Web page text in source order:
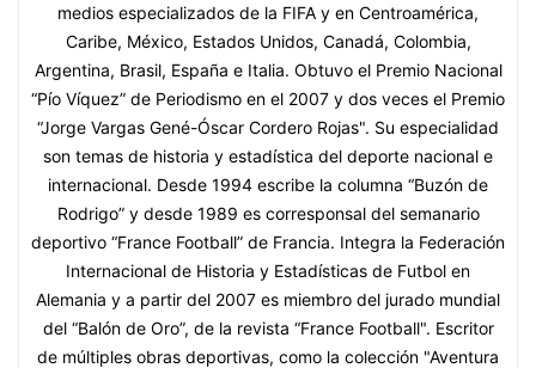
medios especializados de la FIFA y en Centroamérica,
Caribe, México, Estados Unidos, Canadá, Colombia,
Argentina, Brasil, España e Italia. Obtuvo el Premio Nacional
“Pío Víquez” de Periodismo en el 2007 y dos veces el Premio
“Jorge Vargas Gené-Óscar Cordero Rojas". Su especialidad
son temas de historia y estadística del deporte nacional e
internacional. Desde 1994 escribe la columna “Buzón de
Rodrigo” y desde 1989 es corresponsal del semanario
deportivo “France Football” de Francia. Integra la Federación
Internacional de Historia y Estadísticas de Futbol en
Alemania y a partir del 2007 es miembro del jurado mundial
del “Balón de Oro”, de la revista “France Football". Escritor
de múltiples obras deportivas, como la colección "Aventura